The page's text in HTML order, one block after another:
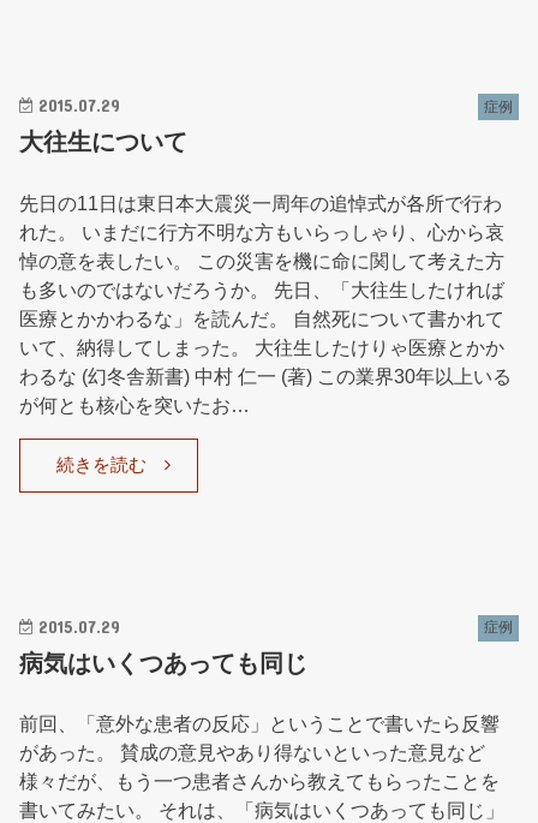
2015.07.29 症例
大往生について
先日の11日は東日本大震災一周年の追悼式が各所で行わ
れた。 いまだに行方不明な方もいらっしゃり、心から哀
悼の意を表したい。 この災害を機に命に関して考えた方
も多いのではないだろうか。 先日、「大往生したければ
医療とかかわるな」を読んだ。 自然死について書かれて
いて、納得してしまった。 大往生したけりゃ医療とかか
わるな (幻冬舎新書) 中村 仁一 (著) この業界30年以上いる
が何とも核心を突いたお…
続きを読む
2015.07.29 症例
病気はいくつあっても同じ
前回、「意外な患者の反応」ということで書いたら反響
があった。 賛成の意見やあり得ないといった意見など
様々だが、もう一つ患者さんから教えてもらったことを
書いてみたい。 それは、「病気はいくつあっても同じ」